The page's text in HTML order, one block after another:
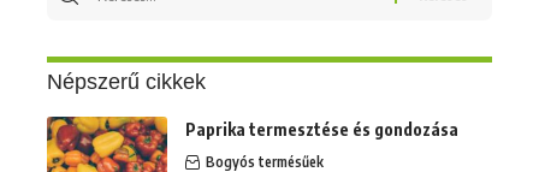
Népszerű cikkek
Paprika termesztése és gondozása
Bogyós termésűek